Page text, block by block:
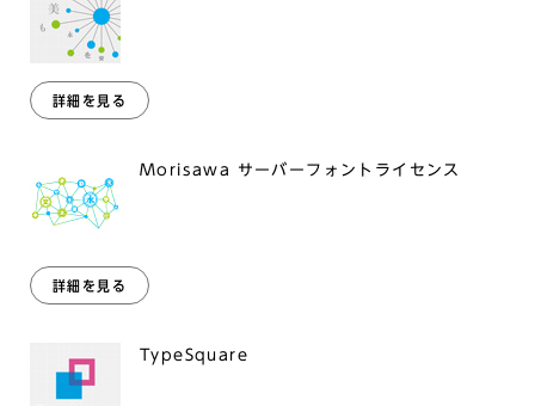
詳細を見る
Morisawa サーバーフォントライセンス
詳細を見る
TypeSquare